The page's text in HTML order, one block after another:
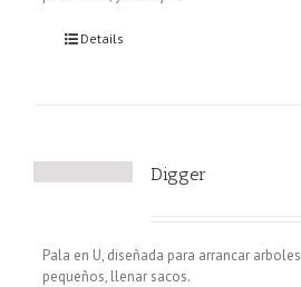
Details
Digger
Pala en U, diseñada para arrancar arboles
pequeños, llenar sacos.